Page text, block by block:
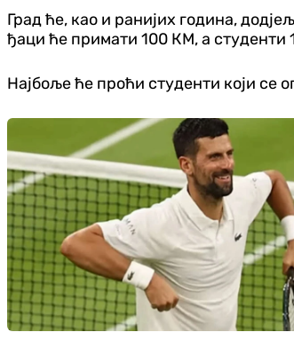
Град ће, као и ранијих година,
ђаци ће примати 100 КМ, а студенти
Најбоље ће проћи студенти који се